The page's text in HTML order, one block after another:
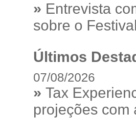
» Entrevista
sobre o
Últimos
07/08/2026
» Tax
projeções com